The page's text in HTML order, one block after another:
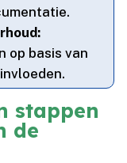
op basis van
stappen
de